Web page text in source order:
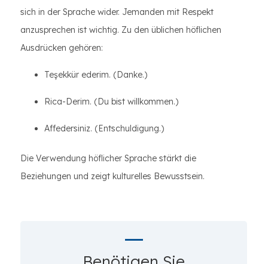
sich in der Sprache wider. Jemanden mit Respekt
anzusprechen ist wichtig. Zu den üblichen höflichen
Ausdrücken gehören:
Teşekkür ederim. (Danke.)
Rica-Derim. (Du bist willkommen.)
Affedersiniz. (Entschuldigung.)
Die Verwendung höflicher Sprache stärkt die
Beziehungen und zeigt kulturelles Bewusstsein.